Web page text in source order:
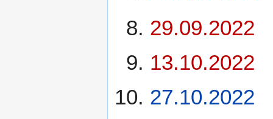
29.09.2022
13.10.2022
27.10.2022